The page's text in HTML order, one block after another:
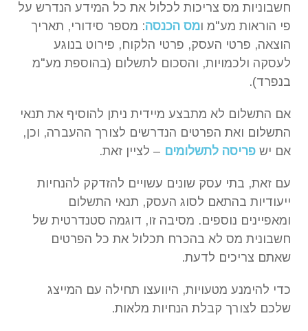
חשבוניות מס צריכות לכלול את כל המידע הנדרש על
פי הוראות מע"מ ומס הכנסה: מספר סידורי, תאריך
הוצאה, פרטי העסק, פרטי הלקוח, פירוט בנוגע
לעסקה ולכמויות, והסכום לתשלום (בהוספת מע"מ
בנפרד).
אם התשלום לא מתבצע מיידית ניתן להוסיף את תנאי
התשלום ואת הפרטים הנדרשים לצורך ההעברה, וכן,
אם יש פריסה לתשלומים – לציין זאת.
עם זאת, בתי עסק שונים עשויים להזדקק להנחיות
ייעודיות בהתאם לסוג העסק, תנאי התשלום
ומאפיינים נוספים. מסיבה זו, דוגמה סטנדרטית של
חשבונית מס לא בהכרח תכלול את כל הפרטים
שאתם צריכים לדעת.
כדי להימנע מטעויות, היוועצו תחילה עם המייצג
שלכם לצורך קבלת הנחיות מלאות.